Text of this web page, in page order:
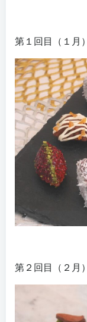
第１回目（１月）
第２回目（２月）